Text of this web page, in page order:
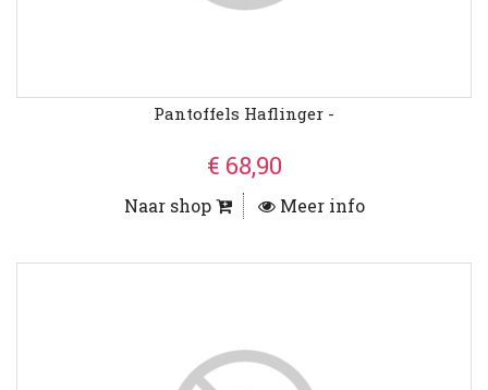
Pantoffels Haflinger -
€ 68,90
Naar shop Meer info